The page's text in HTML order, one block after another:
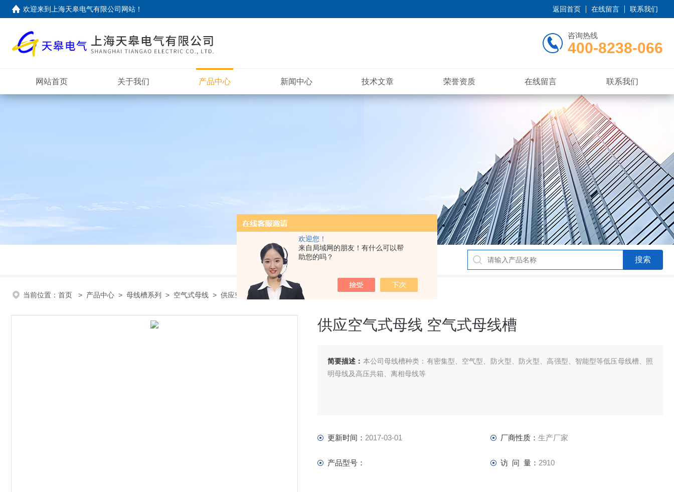
欢迎您！
来自局域网的朋友！有什么可以帮
助您的吗？
欢迎来到上海天皋电气有限公司网站！ 返回首页 在线留言 联系我们
咨询热线
400-8238-066
网站首页 关于我们 产品中心 新闻中心 技术文章 荣誉资质 在线留言 联系我们
当前位置： 首页 > 产品中心 > 母线槽系列 > 空气式母线 > 供应空气式母线 空气式母线槽
供应空气式母线 空气式母线槽
简要描述： 本公司母线槽种类：有密集型、空气型、防火型、防火型、高强型、智能型等低压母线槽、照
明母线及高压共箱、离相母线等
更新时间： 2017-03-01 厂商性质： 生产厂家
产品型号： 访 问 量： 2910